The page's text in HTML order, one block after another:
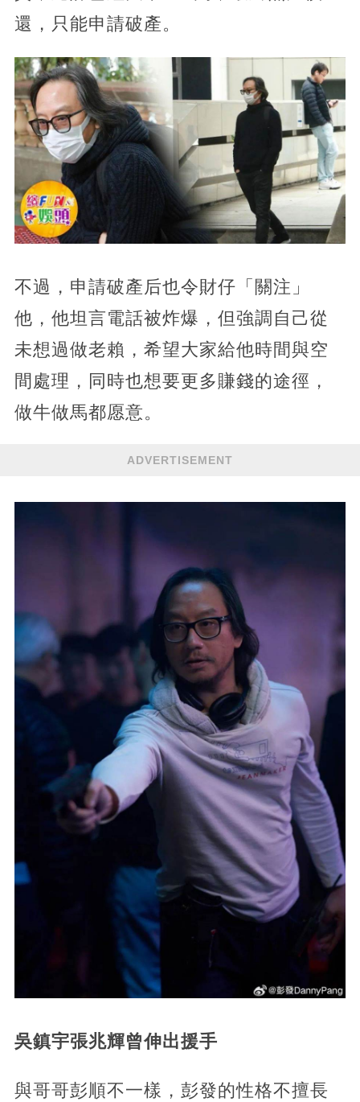
還，只能申請破產。
不過，申請破產后也令財仔「關注」
他，他坦言電話被炸爆，但強調自己從
未想過做老賴，希望大家給他時間與空
間處理，同時也想要更多賺錢的途徑，
做牛做馬都愿意。
ADVERTISEMENT
吳鎮宇張兆輝曾伸出援手
與哥哥彭順不一樣，彭發的性格不擅長